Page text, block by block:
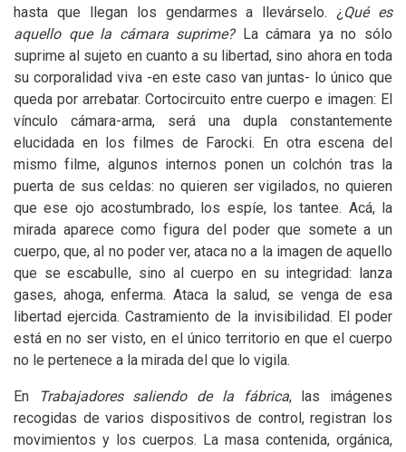
hasta que llegan los gendarmes a llevárselo. ¿ Qué es
aquello que la cámara suprime? La cámara ya no sólo
suprime al sujeto en cuanto a su libertad, sino ahora en toda
su corporalidad viva -en este caso van juntas- lo único que
queda por arrebatar. Cortocircuito entre cuerpo e imagen: El
vínculo cámara-arma, será una dupla constantemente
elucidada en los filmes de Farocki. En otra escena del
mismo filme, algunos internos ponen un colchón tras la
puerta de sus celdas: no quieren ser vigilados, no quieren
que ese ojo acostumbrado, los espíe, los tantee. Acá, la
mirada aparece como figura del poder que somete a un
cuerpo, que, al no poder ver, ataca no a la imagen de aquello
que se escabulle, sino al cuerpo en su integridad: lanza
gases, ahoga, enferma. Ataca la salud, se venga de esa
libertad ejercida. Castramiento de la invisibilidad. El poder
está en no ser visto, en el único territorio en que el cuerpo
no le pertenece a la mirada del que lo vigila.
En Trabajadores saliendo de la fábrica, las imágenes
recogidas de varios dispositivos de control, registran los
movimientos y los cuerpos. La masa contenida, orgánica,